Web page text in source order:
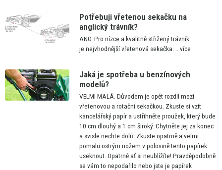
Potřebuji vřetenou sekačku na
anglický trávník?
ANO. Pro nízce a kvalitně střižený trávník
je nejvhodnější vřetenová sekačka. ...více
Jaká je spotřeba u benzínových
modelů?
VELMI MALÁ. Důvodem je opět rozdíl mezi
vřetenovou a rotační sekačkou. Zkuste si vzít
kancelářský papír a ustřihněte proužek, který bude
10 cm dlouhý a 1 cm široký. Chytněte jej za konec
a svisle nechte dolů. Zkuste opatrně a velmi
pomalu ostrým nožem vpolovině tento papírek
useknout. Opatrně aťsi neublížíte! Pravděpodobně
se vámto nepodařilo nebo jste je papírek